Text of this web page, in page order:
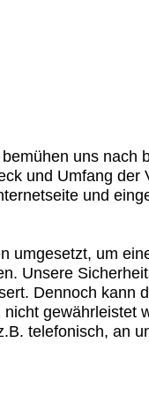
uns nach
und Umfang der
und
umgesetzt, um
Unsere
Dennoch kann
gewährleistet
telefonisch, an